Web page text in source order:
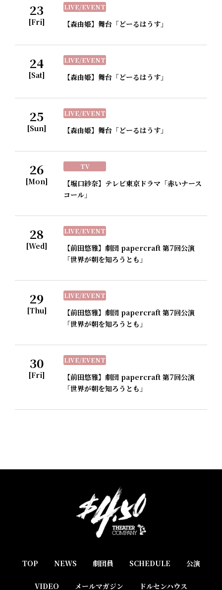
23
[Fri]
LIVE/EVENT
【森由姫】舞台「どーるはうす」
24
[Sat]
LIVE/EVENT
【森由姫】舞台「どーるはうす」
25
[Sun]
LIVE/EVENT
【森由姫】舞台「どーるはうす」
26
[Mon]
TV
【堀口紗奈】テレビ東京ドラマ「赤いナース
コール」
28
[Wed]
LIVE/EVENT
【前田悠雅】劇団 papercraft 第7回公演
「世界が朝を知ろうとも」
29
[Thu]
LIVE/EVENT
【前田悠雅】劇団 papercraft 第7回公演
「世界が朝を知ろうとも」
30
[Fri]
LIVE/EVENT
【前田悠雅】劇団 papercraft 第7回公演
「世界が朝を知ろうとも」
TOP NEWS 劇団員 SCHEDULE 公演
VIDEO メールマガジン ドルセンハウス